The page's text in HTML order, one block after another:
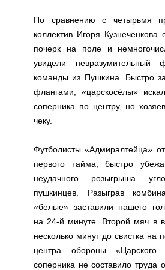
По сравнению с четырьмя
коллектив Игоря
почерк на поле и
увидели невразумительный
команды из Пушкина. Быстро
флангами, «царскосёлы»
соперника по центру, но
чеку.
Футболисты «Адмиралтейца»
первого тайма, быстро
неудачного розыгрыша
пушкинцев. Разыграв
«белые» заставили нашего
на 24-й минуте. Второй мяч в
несколько минут до свистка на
центра обороны
соперника не составило труда